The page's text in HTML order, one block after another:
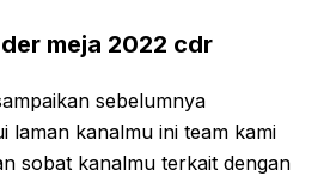
meja 2022 cdr
sebelumnya
laman kanalmu ini team kami
sobat kanalmu terkait dengan